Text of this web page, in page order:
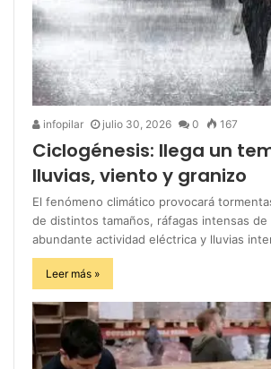
infopilar julio 30, 2026 0 167
Ciclogénesis: llega un
lluvias, viento y granizo
El fenómeno climático provocará
de distintos tamaños, ráfagas intensas de
abundante actividad eléctrica y lluvias
Leer más »